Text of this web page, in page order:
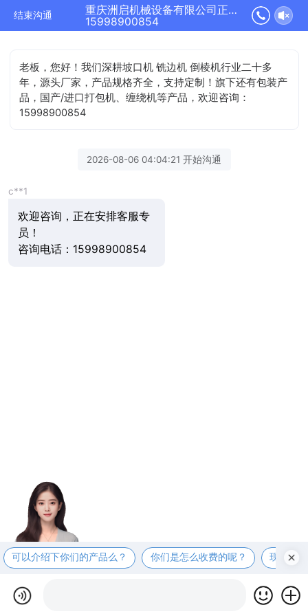
结束沟通
重庆洲启机械设备有限公司正在为您服务
15998900854
老板，您好！我们深耕坡口机 铣边机 倒棱机行业二十多
年，源头厂家，产品规格齐全，支持定制！旗下还有包装产
品，国产/进口打包机、缠绕机等产品，欢迎咨询：
15998900854
2026-08-06 04:04:21 开始沟通
c**1
欢迎咨询，正在安排客服专
员！
咨询电话：15998900854
可以介绍下你们的产品么？ 你们是怎么收费的呢？ 现在有